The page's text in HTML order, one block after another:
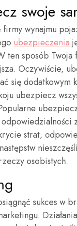
swoje
firmy wynajmu
ubezpieczenia
ten sposób
Oczywiście,
się dodatkowym
ubezpiecz
strat,
osobistych.
sukces w